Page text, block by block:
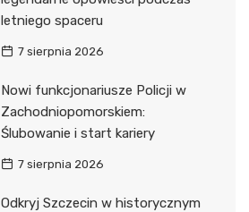
letniego spaceru
7 sierpnia 2026
Nowi funkcjonariusze Policji w
Zachodniopomorskiem:
Ślubowanie i start kariery
7 sierpnia 2026
Odkryj Szczecin w historycznym